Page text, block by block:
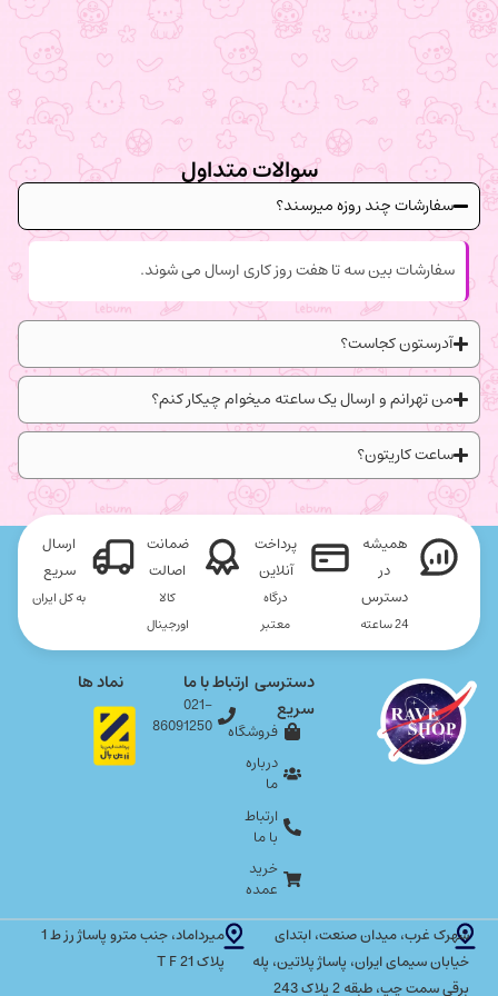
سوالات متداول
سفارشات چند روزه میرسند؟
سفارشات بین سه تا هفت روز کاری ارسال می شوند.
آدرستون کجاست؟
من تهرانم و ارسال یک ساعته میخوام چیکار کنم؟
ساعت کاریتون؟
همیشه
در
دسترس
24 ساعته
پرداخت
آنلاین
درگاه
معتبر
ضمانت
اصالت
کالا
اورجینال
ارسال
سریع
به کل ایران
شهرک غرب، میدان صنعت، ابتدای
خیابان سیمای ایران، پاساژ پلاتین، پله
برقی سمت چپ، طبقه 2 پلاک 243
میرداماد، جنب مترو پاساژ رز ط 1
پلاک T F 21
دسترسی
سریع
فروشگاه
درباره
ما
ارتباط
با ما
خرید
عمده
ارتباط با ما
021-
86091250
نماد ها